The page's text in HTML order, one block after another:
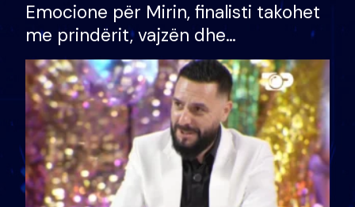
Emocione për Mirin, finalisti takohet
me prindërit, vajzën dhe
bashkëshorten: S’kemi ndonjë letër
divorci apo jo?